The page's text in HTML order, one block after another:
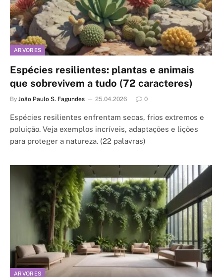
ARVORES
Espécies resilientes: plantas e animais
que sobrevivem a tudo (72 caracteres)
By João Paulo S. Fagundes 25.04.2026 0
Espécies resilientes enfrentam secas, frios extremos e
poluição. Veja exemplos incríveis, adaptações e lições
para proteger a natureza. (22 palavras)
ARVORES